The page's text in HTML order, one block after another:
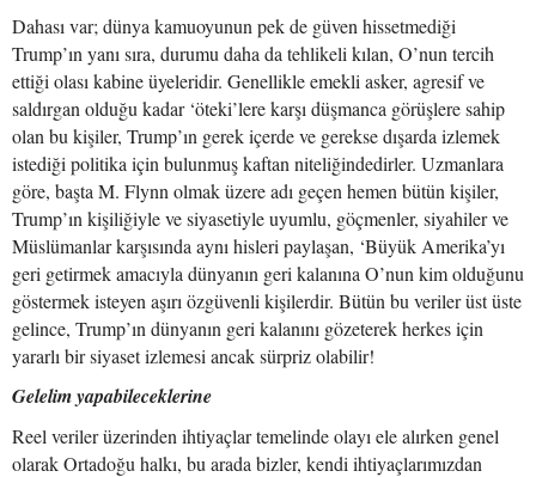
Dahası var; dünya kamuoyunun pek de güven hissetmediği
Trump’ın yanı sıra, durumu daha da tehlikeli kılan, O’nun tercih
ettiği olası kabine üyeleridir. Genellikle emekli asker, agresif ve
saldırgan olduğu kadar ‘öteki’lere karşı düşmanca görüşlere sahip
olan bu kişiler, Trump’ın gerek içerde ve gerekse dışarda izlemek
istediği politika için bulunmuş kaftan niteliğindedirler. Uzmanlara
göre, başta M. Flynn olmak üzere adı geçen hemen bütün kişiler,
Trump’ın kişiliğiyle ve siyasetiyle uyumlu, göçmenler, siyahiler ve
Müslümanlar karşısında aynı hisleri paylaşan, ‘Büyük Amerika’yı
geri getirmek amacıyla dünyanın geri kalanına O’nun kim olduğunu
göstermek isteyen aşırı özgüvenli kişilerdir. Bütün bu veriler üst üste
gelince, Trump’ın dünyanın geri kalanını gözeterek herkes için
yararlı bir siyaset izlemesi ancak sürpriz olabilir!
Gelelim yapabileceklerine
Reel veriler üzerinden ihtiyaçlar temelinde olayı ele alırken genel
olarak Ortadoğu halkı, bu arada bizler, kendi ihtiyaçlarımızdan